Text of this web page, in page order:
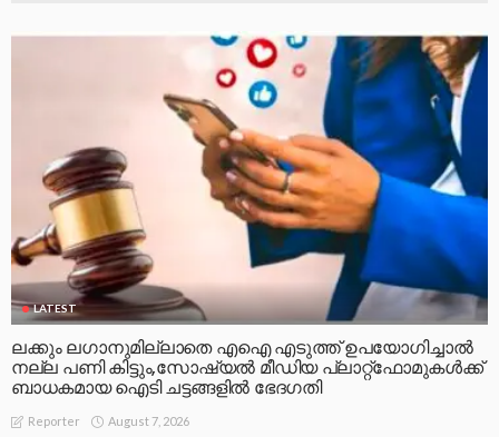
LATEST
ലക്കും ലഗാനുമില്ലാതെ എഐ എടുത്ത് ഉപയോഗിച്ചാല്‍
നല്ല പണി കിട്ടും,സോഷ്യല്‍ മീഡിയ പ്ലാറ്റ്‌ഫോമുകള്‍ക്ക്
ബാധകമായ ഐടി ചട്ടങ്ങളില്‍ ഭേദഗതി
Reporter August 7, 2026